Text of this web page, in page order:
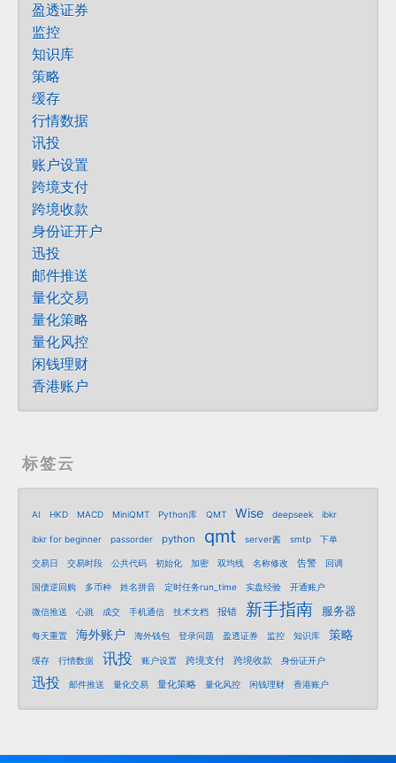
盈透证券
监控
知识库
策略
缓存
行情数据
讯投
账户设置
跨境支付
跨境收款
身份证开户
迅投
邮件推送
量化交易
量化策略
量化风控
闲钱理财
香港账户
标签云
AI HKD MACD MiniQMT Python库 QMT Wise deepseek ibkr
ibkr for beginner passorder python qmt server酱 smtp 下单
交易日 交易时段 公共代码 初始化 加密 双均线 名称修改 告警 回调
国债逆回购 多币种 姓名拼音 定时任务run_time 实盘经验 开通账户
微信推送 心跳 成交 手机通信 技术文档 报错 新手指南 服务器
每天重置 海外账户 海外钱包 登录问题 盈透证券 监控 知识库 策略
缓存 行情数据 讯投 账户设置 跨境支付 跨境收款 身份证开户
迅投 邮件推送 量化交易 量化策略 量化风控 闲钱理财 香港账户